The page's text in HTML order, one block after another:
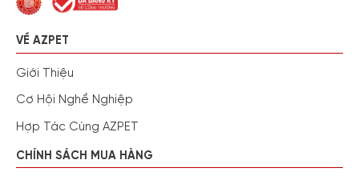
VỀ AZPET
Giới Thiệu
Cơ Hội Nghề Nghiệp
Hợp Tác Cùng AZPET
CHÍNH SÁCH MUA HÀNG